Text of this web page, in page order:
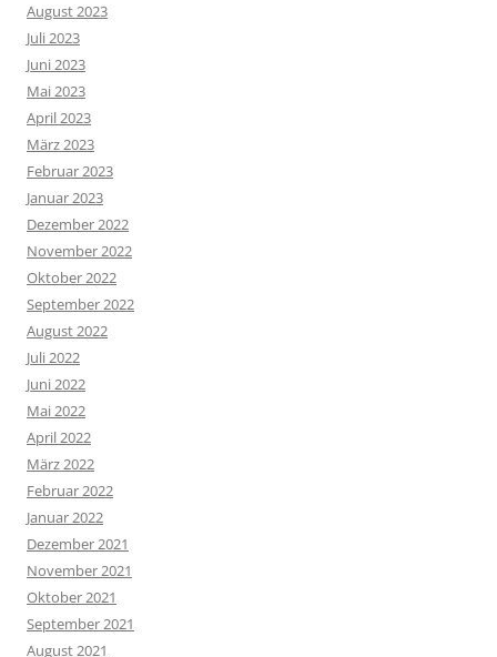
August 2023
Juli 2023
Juni 2023
Mai 2023
April 2023
März 2023
Februar 2023
Januar 2023
Dezember 2022
November 2022
Oktober 2022
September 2022
August 2022
Juli 2022
Juni 2022
Mai 2022
April 2022
März 2022
Februar 2022
Januar 2022
Dezember 2021
November 2021
Oktober 2021
September 2021
August 2021